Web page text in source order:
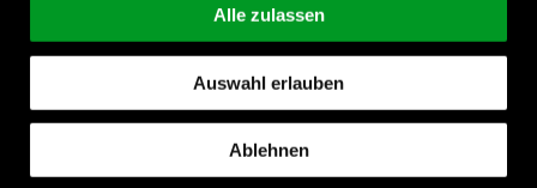
Alle zulassen
Auswahl erlauben
Ablehnen
Temperature:-55 °C - 150 °C
Leaguer
RHH Serie